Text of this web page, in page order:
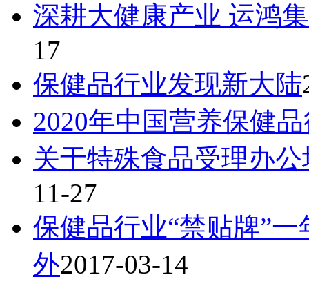
深耕大健康产业 运鸿
17
保健品行业发现新大陆
2020年中国营养保健
关于特殊食品受理办
11-27
保健品行业“禁贴牌”
外2017-03-14